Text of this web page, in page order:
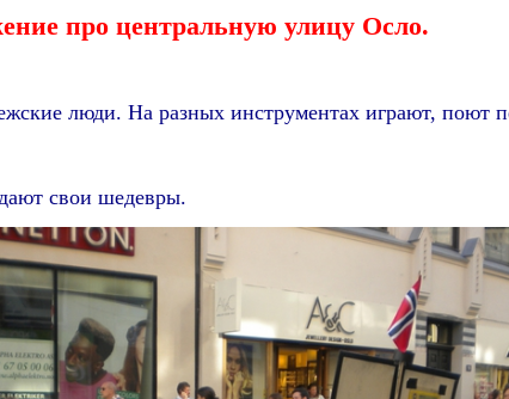
про центральную улицу Осло.
люди. На разных инструментах играют, поют
свои шедевры.